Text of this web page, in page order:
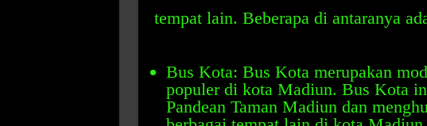
tempat lain. Beberapa di antaranya
Bus Kota: Bus Kota merupakan
populer di kota Madiun. Bus Kota
Pandean Taman Madiun dan